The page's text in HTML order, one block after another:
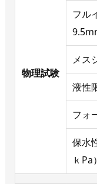
物理試験
フル
メス
液性
フォ
保水
ｋPa）